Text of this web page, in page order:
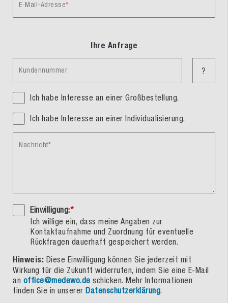
E-Mail-Adresse
Ihre Anfrage
Kundennummer ?
Ich habe Interesse an einer Großbestellung.
Ich habe Interesse an einer Individualisierung.
Nachricht
Einwilligung:*
Ich willige ein, dass meine Angaben zur
Kontaktaufnahme und Zuordnung für eventuelle
Rückfragen dauerhaft gespeichert werden.
Hinweis: Diese Einwilligung können Sie jederzeit mit
Wirkung für die Zukunft widerrufen, indem Sie eine E-Mail
an office@medewo.de schicken. Mehr Informationen
finden Sie in unserer Datenschutzerklärung.